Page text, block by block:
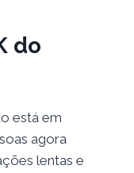
do
está em
agora
lentas e